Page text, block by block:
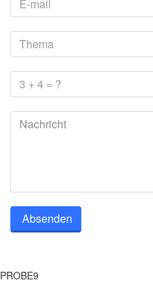
Absenden